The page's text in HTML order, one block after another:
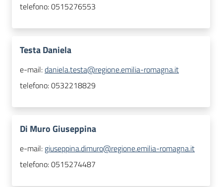
telefono:0515276553
Testa Daniela
e-mail:daniela.testa@regione.emilia-romagna.it
telefono:0532218829
Di Muro Giuseppina
e-mail: giuseppina.dimuro@regione.emilia-romagna.it
telefono:0515274487